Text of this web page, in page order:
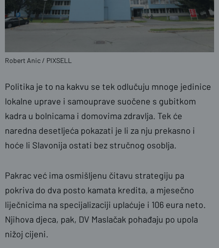
Robert Anic / PIXSELL
Politika je to na kakvu se tek odlučuju mnoge jedinice
lokalne uprave i samouprave suočene s gubitkom
kadra u bolnicama i domovima zdravlja. Tek će
naredna desetljeća pokazati je li za nju prekasno i
hoće li Slavonija ostati bez stručnog osoblja.
Pakrac već ima osmišljenu čitavu strategiju pa
pokriva do dva posto kamata kredita, a mjesečno
liječnicima na specijalizaciji uplaćuje i 106 eura neto.
Njihova djeca, pak, DV Maslačak pohađaju po upola
nižoj cijeni.